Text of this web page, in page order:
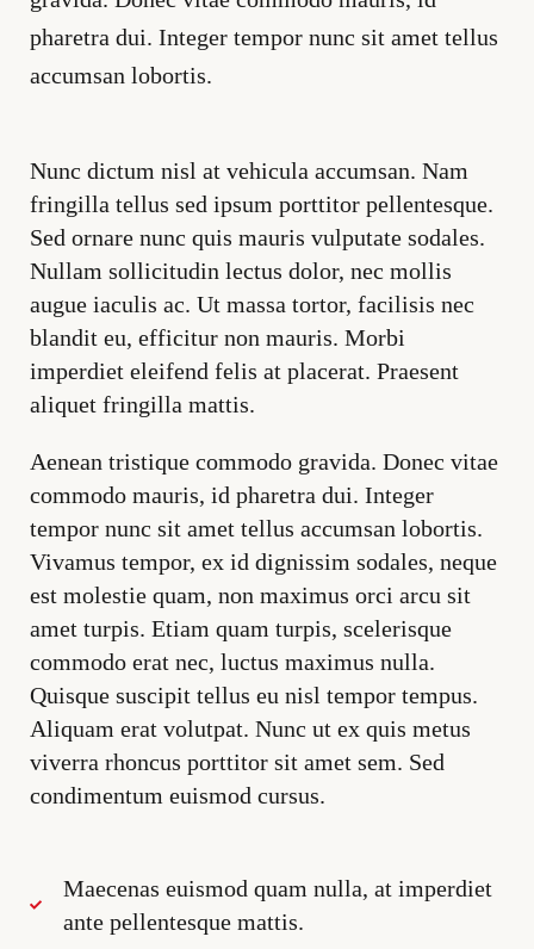
pharetra dui. Integer tempor nunc sit amet tellus
accumsan lobortis.
Nunc dictum nisl at vehicula accumsan. Nam
fringilla tellus sed ipsum porttitor pellentesque.
Sed ornare nunc quis mauris vulputate sodales.
Nullam sollicitudin lectus dolor, nec mollis
augue iaculis ac. Ut massa tortor, facilisis nec
blandit eu, efficitur non mauris. Morbi
imperdiet eleifend felis at placerat. Praesent
aliquet fringilla mattis.
Aenean tristique commodo gravida. Donec vitae
commodo mauris, id pharetra dui. Integer
tempor nunc sit amet tellus accumsan lobortis.
Vivamus tempor, ex id dignissim sodales, neque
est molestie quam, non maximus orci arcu sit
amet turpis. Etiam quam turpis, scelerisque
commodo erat nec, luctus maximus nulla.
Quisque suscipit tellus eu nisl tempor tempus.
Aliquam erat volutpat. Nunc ut ex quis metus
viverra rhoncus porttitor sit amet sem. Sed
condimentum euismod cursus.
Maecenas euismod quam nulla, at imperdiet
ante pellentesque mattis.